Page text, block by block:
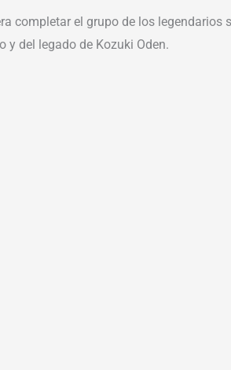
completar el grupo de los
y del legado de Kozuki Oden.